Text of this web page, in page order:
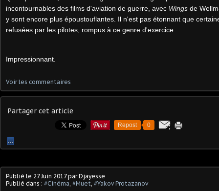
incontournables des films d'aviation de guerre, avec Wings de
y sont encore plus époustouflantes. Il n'est pas étonnant que
refusées par les pilotes, rompus à ce genre d'exercice.
Impressionnant.
Voir les commentaires
Partager cet article
Repost 0
…
Publié le 27 Juin 2017par Djayesse
Publié dans : #Cinéma #Muet #Yakov Protazanov